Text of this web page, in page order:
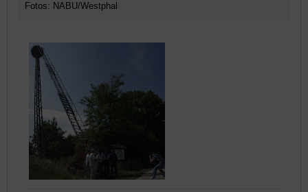
Fotos: NABU/Westphal